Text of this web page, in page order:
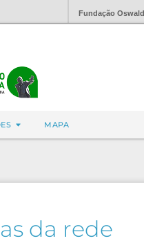
Fundação
MAPA
da rede